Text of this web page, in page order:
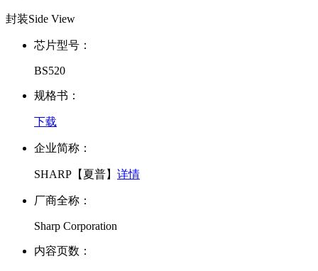
封装Side View
芯片型号：
BS520
规格书：
下载
企业简称：
SHARP【夏普】 详情
厂商全称：
Sharp Corporation
内容页数：